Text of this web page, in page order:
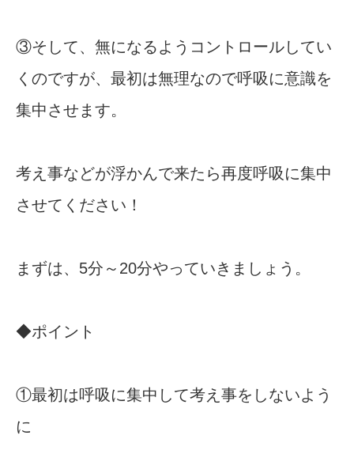
③そして、無になるようコントロールしてい
くのですが、最初は無理なので呼吸に意識を
集中させます。
考え事などが浮かんで来たら再度呼吸に集中
させてください！
まずは、5分～20分やっていきましょう。
◆ポイント
①最初は呼吸に集中して考え事をしないよう
に